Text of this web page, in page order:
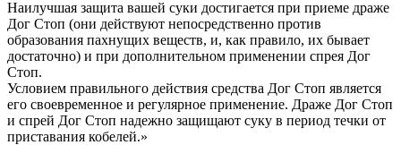
Наилучшая защита вашей суки достигается при приеме драже
Дог Стоп (они действуют непосредственно против
образования пахнущих веществ, и, как правило, их бывает
достаточно) и при дополнительном применении спрея Дог
Стоп.
Условием правильного действия средства Дог Стоп является
его своевременное и регулярное применение. Драже Дог Стоп
и спрей Дог Стоп надежно защищают суку в период течки от
приставания кобелей.»